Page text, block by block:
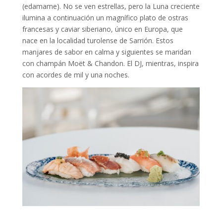
(edamame). No se ven estrellas, pero la Luna creciente
ilumina a continuación un magnífico plato de ostras
francesas y caviar siberiano, único en Europa, que
nace en la localidad turolense de Sarrión. Estos
manjares de sabor en calma y siguientes se maridan
con champán Moët & Chandon. El DJ, mientras, inspira
con acordes de mil y una noches.